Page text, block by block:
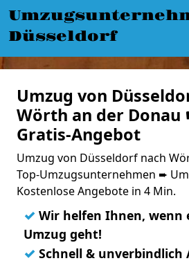
Düsseldorf
Umzug von
Wörth an der Donau
Gratis-Angebot
Umzug von Düsseldorf nach
Top-Umzugsunternehmen ➨
Kostenlose Angebote in 4 Min.
✓ Wir helfen Ihnen, wenn
Umzug geht!
✓ Schnell & unverbindlich